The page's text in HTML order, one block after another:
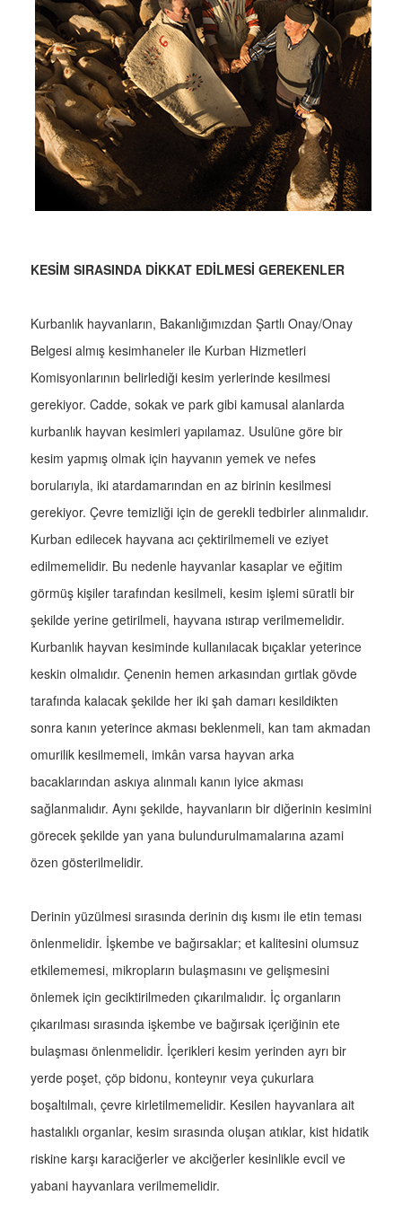
KESİM SIRASINDA DİKKAT EDİLMESİ GEREKENLER
Kurbanlık hayvanların, Bakanlığımızdan Şartlı Onay/Onay
Belgesi almış kesimhaneler ile Kurban Hizmetleri
Komisyonlarının belirlediği kesim yerlerinde kesilmesi
gerekiyor. Cadde, sokak ve park gibi kamusal alanlarda
kurbanlık hayvan kesimleri yapılamaz. Usulüne göre bir
kesim yapmış olmak için hayvanın yemek ve nefes
borularıyla, iki atardamarından en az birinin kesilmesi
gerekiyor. Çevre temizliği için de gerekli tedbirler alınmalıdır.
Kurban edilecek hayvana acı çektirilmemeli ve eziyet
edilmemelidir. Bu nedenle hayvanlar kasaplar ve eğitim
görmüş kişiler tarafından kesilmeli, kesim işlemi süratli bir
şekilde yerine getirilmeli, hayvana ıstırap verilmemelidir.
Kurbanlık hayvan kesiminde kullanılacak bıçaklar yeterince
keskin olmalıdır. Çenenin hemen arkasından gırtlak gövde
tarafında kalacak şekilde her iki şah damarı kesildikten
sonra kanın yeterince akması beklenmeli, kan tam akmadan
omurilik kesilmemeli, imkân varsa hayvan arka
bacaklarından askıya alınmalı kanın iyice akması
sağlanmalıdır. Aynı şekilde, hayvanların bir diğerinin kesimini
görecek şekilde yan yana bulundurulmamalarına azami
özen gösterilmelidir.
Derinin yüzülmesi sırasında derinin dış kısmı ile etin teması
önlenmelidir. İşkembe ve bağırsaklar; et kalitesini olumsuz
etkilememesi, mikropların bulaşmasını ve gelişmesini
önlemek için geciktirilmeden çıkarılmalıdır. İç organların
çıkarılması sırasında işkembe ve bağırsak içeriğinin ete
bulaşması önlenmelidir. İçerikleri kesim yerinden ayrı bir
yerde poşet, çöp bidonu, konteynır veya çukurlara
boşaltılmalı, çevre kirletilmemelidir. Kesilen hayvanlara ait
hastalıklı organlar, kesim sırasında oluşan atıklar, kist hidatik
riskine karşı karaciğerler ve akciğerler kesinlikle evcil ve
yabani hayvanlara verilmemelidir.